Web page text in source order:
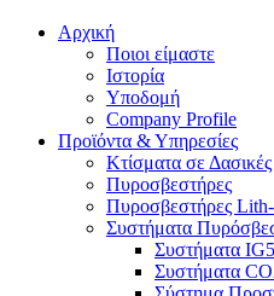
Αρχική
Ποιοι είμαστε
Ιστορία
Υποδομή
Company Profile
Προϊόντα & Υπηρεσίες
Κτίσματα σε Δασικές
Πυροσβεστήρες
Πυροσβεστήρες
Συστήματα
Συστήματα
Συστήματα